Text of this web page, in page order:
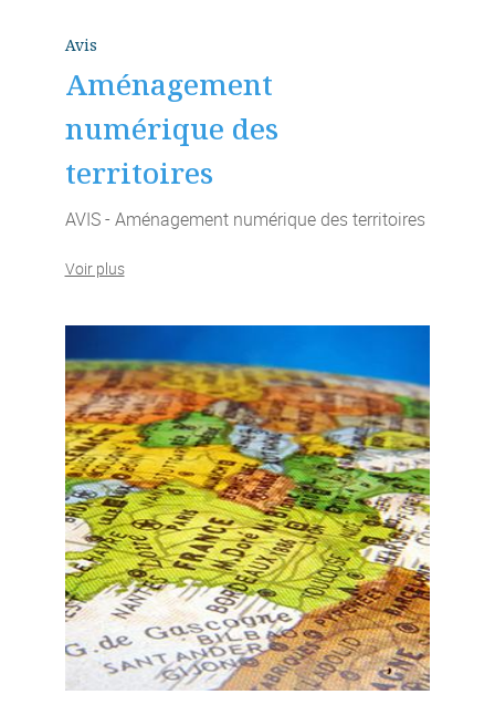
Avis
Aménagement
numérique des
territoires
AVIS - Aménagement numérique des territoires
Voir plus